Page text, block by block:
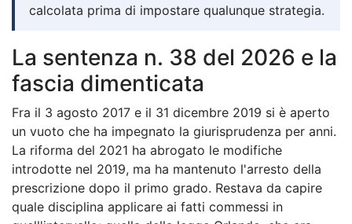
calcolata prima di impostare qualunque strategia.
La sentenza n. 38 del 2026 e la
fascia dimenticata
Fra il 3 agosto 2017 e il 31 dicembre 2019 si è aperto
un vuoto che ha impegnato la giurisprudenza per anni.
La riforma del 2021 ha abrogato le modifiche
introdotte nel 2019, ma ha mantenuto l'arresto della
prescrizione dopo il primo grado. Restava da capire
quale disciplina applicare ai fatti commessi in